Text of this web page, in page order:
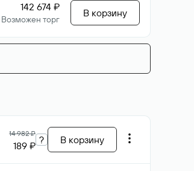
142 674 ₽
Возможен торг
В корзину
14 982 ₽
189 ₽ ? В корзину